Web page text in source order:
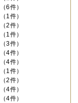
（6件）
（1件）
（2件）
（1件）
（3件）
（4件）
（4件）
（1件）
（2件）
（4件）
（4件）